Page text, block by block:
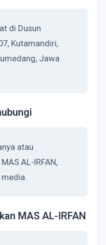
di Dusun
Kutamandiri,
Jawa
atau
AL-IRFAN,
MAS AL-IRFAN